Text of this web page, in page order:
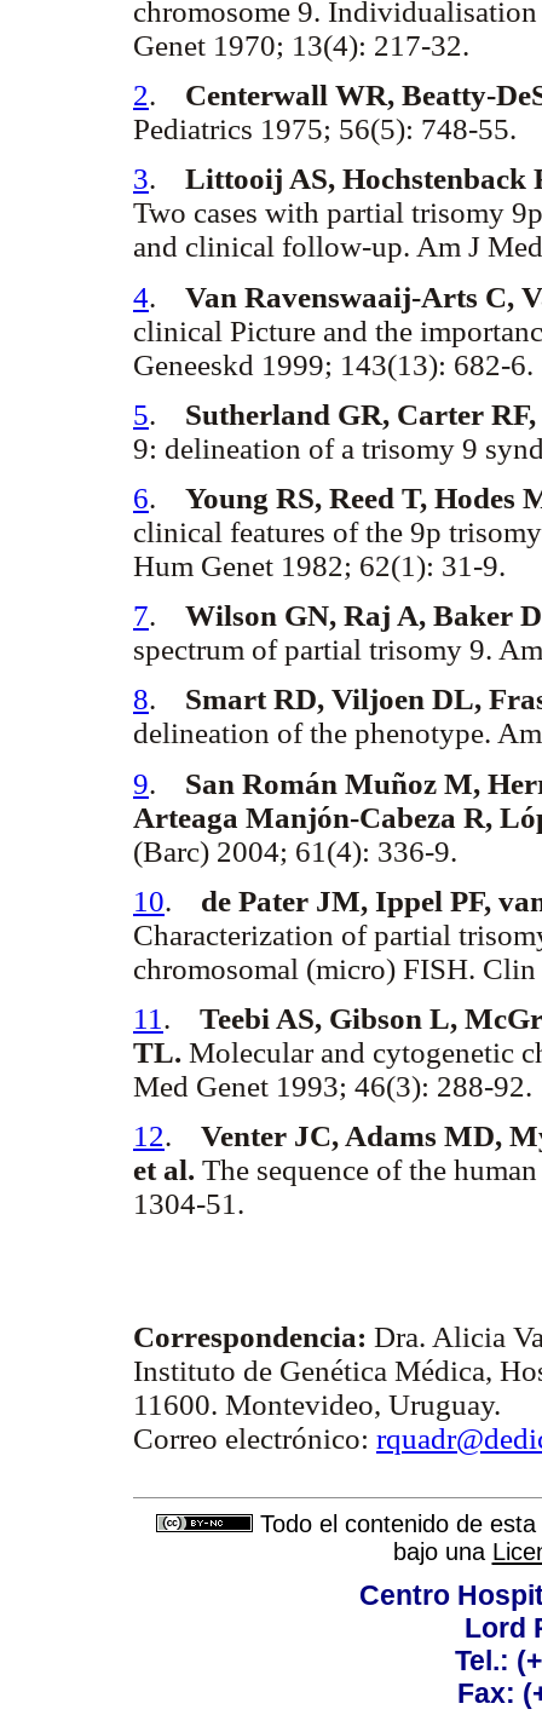
chromosome 9.
Genet 1970; 13(4): 217-32.
2. Centerwall WR, Beatty-
Pediatrics 1975; 56(5): 748-55.
3. Littooij AS, Hochstenback
Two cases with partial trisomy
and clinical follow-up. Am J
4. Van Ravenswaaij-Arts C,
clinical Picture and the
Geneeskd 1999; 143(13): 682-6.
5. Sutherland GR, Carter
9: delineation of a trisomy 9
6. Young RS, Reed T, Hodes
clinical features of the 9p
Hum Genet 1982; 62(1): 31-9.
7. Wilson GN, Raj A, Baker
spectrum of partial trisomy 9.
8. Smart RD, Viljoen DL,
delineation of the phenotype.
9. San Román Muñoz M,
Arteaga Manjón-Cabeza R,
(Barc) 2004; 61(4): 336-9.
10. de Pater JM, Ippel PF,
Characterization of partial
chromosomal (micro) FISH.
11 . Teebi AS, Gibson L,
TL. Molecular and cytogenetic
Med Genet 1993; 46(3): 288-92.
12. Venter JC, Adams MD,
et al. The sequence of the
1304-51.
Correspondencia: Dra. Alicia
Instituto de Genética Médica,
11600. Montevideo, Uruguay.
Correo electrónico:
Todo el contenido de
bajo una
Centro
Lord
Tel.:
Fax: